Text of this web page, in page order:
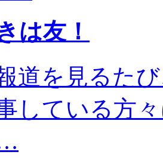
は友！
道を見るた
している方